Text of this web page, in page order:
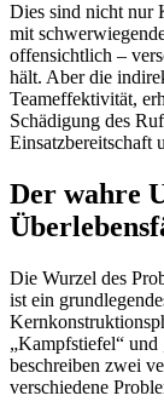
Dies sind nicht nur
mit
offensichtlich –
hält. Aber die
Teameffektivität,
Schädigung des
Einsatzbereitschaft
Der wahre
Die Wurzel des
ist ein
„Kampfstiefel“ und
beschreiben zwei
verschiedene